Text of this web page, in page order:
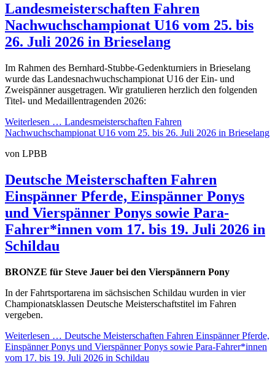
Landesmeisterschaften Fahren
Nachwuchschampionat U16 vom 25. bis
26. Juli 2026 in Brieselang
Im Rahmen des Bernhard-Stubbe-Gedenkturniers in Brieselang
wurde das Landesnachwuchschampionat U16 der Ein- und
Zweispänner ausgetragen. Wir gratulieren herzlich den folgenden
Titel- und Medaillentragenden 2026:
Weiterlesen … Landesmeisterschaften Fahren
Nachwuchschampionat U16 vom 25. bis 26. Juli 2026 in Brieselang
von LPBB
Deutsche Meisterschaften Fahren
Einspänner Pferde, Einspänner Ponys
und Vierspänner Ponys sowie Para-
Fahrer*innen vom 17. bis 19. Juli 2026 in
Schildau
BRONZE für Steve Jauer bei den Vierspännern Pony
In der Fahrtsportarena im sächsischen Schildau wurden in vier
Championatsklassen Deutsche Meisterschaftstitel im Fahren
vergeben.
Weiterlesen … Deutsche Meisterschaften Fahren Einspänner Pferde,
Einspänner Ponys und Vierspänner Ponys sowie Para-Fahrer*innen
vom 17. bis 19. Juli 2026 in Schildau